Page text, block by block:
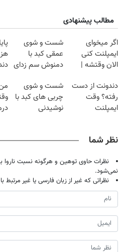
مطالب پیشنهادی
اگر میخوای
ایمپلنت کنی
الان وقتشه |
میلیون تومان!!!
شست و شوی
عمقی کبد با
دمنوش سم زدای
دندونت از دست
رفته؟ وقت
ایمپلنت
شست و شوی
چربی های کبد با
نوشیدنی
نظر شما
نظرات حاوی توهین و هرگونه نسبت
نمی‌شود.
نظراتی که غیر از زبان فارسی یا غیر